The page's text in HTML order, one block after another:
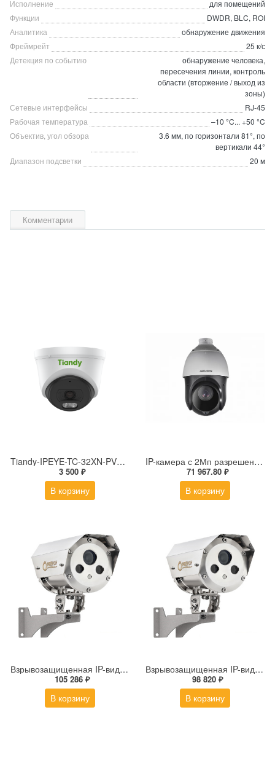
Исполнение
для помещений
Функции
DWDR, BLC, ROI
Аналитика
обнаружение движения
Фреймрейт
25 к/с
Детекция по событию
обнаружение человека,
пересечения линии, контроль
области (вторжение / выход из
зоны)
Сетевые интерфейсы
RJ-45
Рабочая температура
–10 °C... +50 °C
Объектив, угол обзора
3.6 мм, по горизонтали 81°, по
вертикали 44°
Диапазон подсветки
20 м
Комментарии
Tiandy-IPEYE-TC-32XN-PVZ 2Мп купольная «турель» IP камера с фиксированным объективом, серия SPARK со встроенным агентом IPEYE для ПВЗ
3 500 ₽
В корзину
IP-камера с 2Мп разрешением DS-2DE4225IW-DE(S5)
71 967.80 ₽
В корзину
Взрывозащищенная IP-видеокамера Релион Релион-Exd-Н-100-ИК-IP5Мп2.7-13.5Z-PoE-SD-МК-TR
105 286 ₽
В корзину
Взрывозащищенная IP-видеокамера Релион Релион-Exd-Н-100-ИК-IP5Мп2.8mm-PoE-МК-TR
98 820 ₽
В корзину